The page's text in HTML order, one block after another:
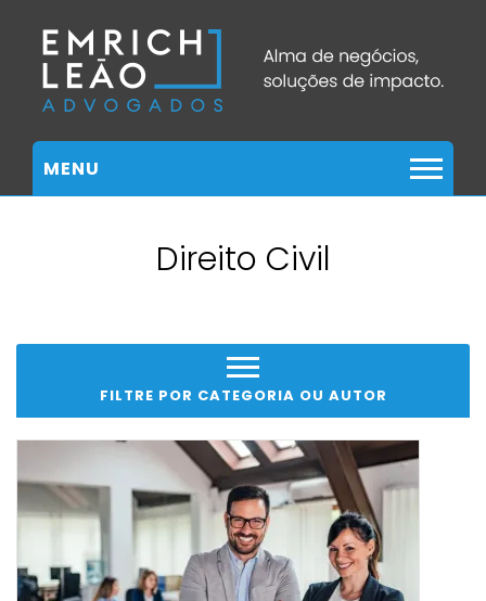
MENU
Direito Civil
FILTRE POR CATEGORIA OU AUTOR